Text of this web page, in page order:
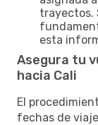
trayectos.
esta
Asegura tu
hacia Cali
El
fechas de